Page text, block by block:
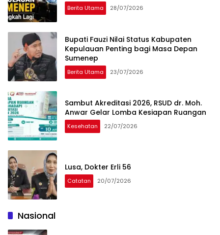
Berita Utama 28/07/2026
Bupati Fauzi Nilai Status Kabupaten
Kepulauan Penting bagi Masa Depan
Sumenep
Berita Utama 23/07/2026
Sambut Akreditasi 2026, RSUD dr. Moh.
Anwar Gelar Lomba Kesiapan Ruangan
Kesehatan 22/07/2026
Lusa, Dokter Erli 56
Catatan 20/07/2026
Nasional